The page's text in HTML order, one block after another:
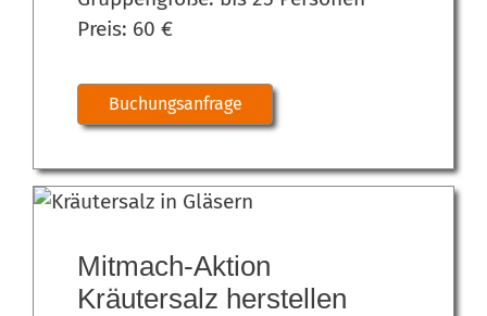
Preis: 60 €
Buchungsanfrage
Mitmach-Aktion
Kräutersalz herstellen